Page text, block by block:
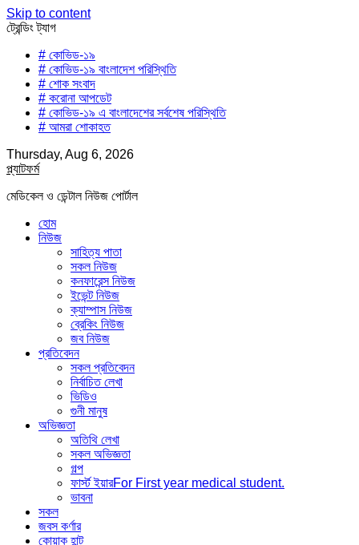
Skip to content
ট্রেন্ডিং ট্যাগ
# কোভিড-১৯
# কোভিড-১৯ বাংলাদেশ পরিস্থিতি
# শোক সংবাদ
# করোনা আপডেট
# কোভিড-১৯ এ বাংলাদেশের সর্বশেষ পরিস্থিতি
# আমরা শোকাহত
Thursday, Aug 6, 2026
প্ল্যাটফর্ম
মেডিকেল ও ডেন্টাল নিউজ পোর্টাল
হোম
নিউজ
সাহিত্য পাতা
সকল নিউজ
কনফারেন্স নিউজ
ইভেন্ট নিউজ
ক্যাম্পাস নিউজ
ব্রেকিং নিউজ
জব নিউজ
প্রতিবেদন
সকল প্রতিবেদন
নির্বাচিত লেখা
ভিডিও
গুনী মানুষ
অভিজ্ঞতা
অতিথি লেখা
সকল অভিজ্ঞতা
গল্প
ফার্স্ট ইয়ারFor First year medical student.
ভাবনা
সকল
জবস কর্ণার
কোয়াক হান্ট